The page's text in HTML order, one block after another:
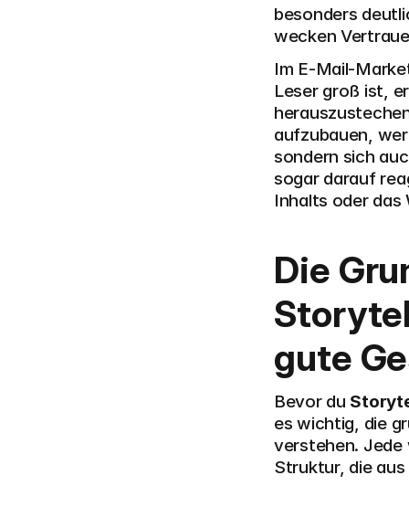
besonders
wecken
Im E-Mail-
Leser groß ist,
aufzubauen,
sondern sich
sogar darauf
Inhalts oder das
Die
gute
Bevor du
es wichtig, die
verstehen. Jede
Struktur, die